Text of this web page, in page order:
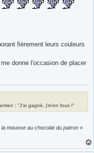
fièrement leurs couleurs
donne l'occasion de placer
: "J'ai gagné, j'm'en fous !"
mousse au chocolat du patron »